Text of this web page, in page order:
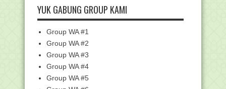
Viral Foto Kebaktian di Halaman Masjid,
Siswa MTsN 1 Gorontalo Ciptakan Alat
Belah Durian
Surat Pemberitahuan Serta Juknis
Bantuan Pemberday...
Surat Pengantar Pemutakhiran EMIS
YUK GABUNG GROUP KAMI
Group WA #1
Group WA #2
Group WA #3
Group WA #4
Group WA #5